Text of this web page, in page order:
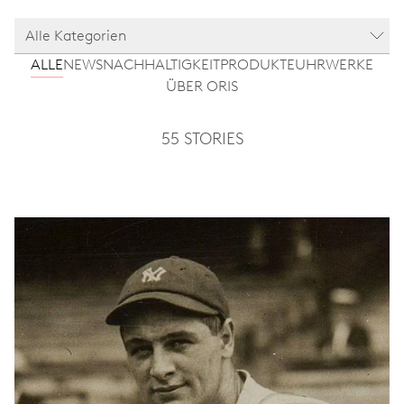
Alle Kategorien
ALLENEWSNACHHALTIGKEITPRODUKTEUHRWERKE
ÜBER ORIS
55 STORIES